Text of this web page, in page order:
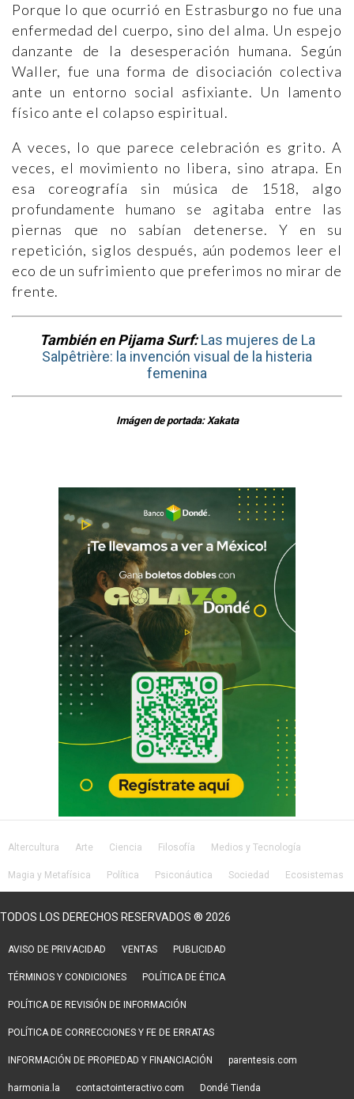
Porque lo que ocurrió en Estrasburgo no fue una
enfermedad del cuerpo, sino del alma. Un espejo
danzante de la desesperación humana. Según
Waller, fue una forma de disociación colectiva
ante un entorno social asfixiante. Un lamento
físico ante el colapso espiritual.
A veces, lo que parece celebración es grito. A
veces, el movimiento no libera, sino atrapa. En
esa coreografía sin música de 1518, algo
profundamente humano se agitaba entre las
piernas que no sabían detenerse. Y en su
repetición, siglos después, aún podemos leer el
eco de un sufrimiento que preferimos no mirar de
frente.
También en Pijama Surf: Las mujeres de La
Salpêtrière: la invención visual de la histeria
femenina
Imágen de portada: Xakata
Altercultura Arte Ciencia Filosofía Medios y Tecnología
Magia y Metafísica Política Psiconáutica Sociedad Ecosistemas
TODOS LOS DERECHOS RESERVADOS ® 2026
AVISO DE PRIVACIDAD VENTAS PUBLICIDAD
TÉRMINOS Y CONDICIONES POLÍTICA DE ÉTICA
POLÍTICA DE REVISIÓN DE INFORMACIÓN
POLÍTICA DE CORRECCIONES Y FE DE ERRATAS
INFORMACIÓN DE PROPIEDAD Y FINANCIACIÓN parentesis.com
harmonia.la contactointeractivo.com Dondé Tienda